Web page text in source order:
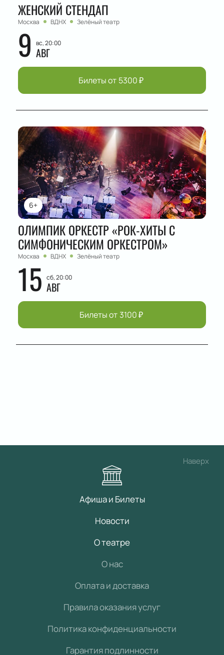
ЖЕНСКИЙ СТЕНДАП
Москва ВДНХ Зелёный театр
9 вс, 20:00
АВГ
Билеты от 5300₽
6+
ОЛИМПИК ОРКЕСТР «РОК-ХИТЫ С
СИМФОНИЧЕСКИМ ОРКЕСТРОМ»
Москва ВДНХ Зелёный театр
15 сб, 20:00
АВГ
Билеты от 3100₽
Наверх
Афиша и Билеты
Новости
О театре
О нас
Оплата и доставка
Правила оказания услуг
Политика конфиденциальности
Гарантия подлинности